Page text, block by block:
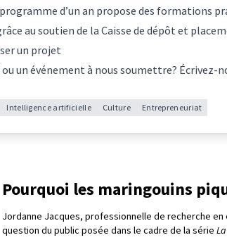
programme d’un an propose des
au soutien de la Caisse de dépôt et
un projet
un événement à nous soumettre? Écrivez-
Intelligence artificielle Culture Entrepreneuriat
Pourquoi les maringouins
Jordanne Jacques, professionnelle de recherche
question du public posée dans le cadre de la série